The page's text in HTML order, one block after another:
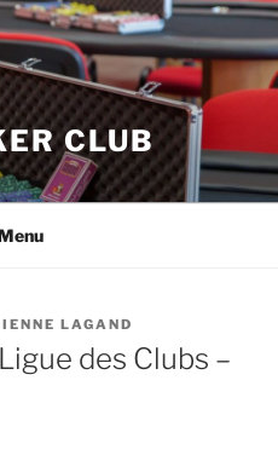
CLUB
LAGAND
des Clubs –